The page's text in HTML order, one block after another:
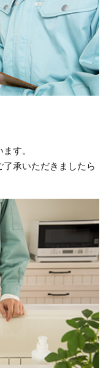
す。
承いただきましたら